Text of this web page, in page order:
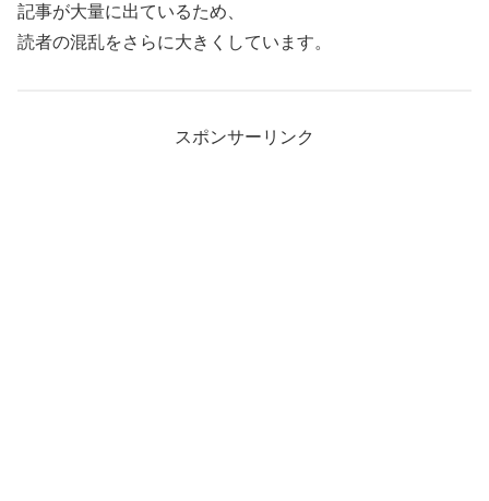
記事が大量に出ているため、
読者の混乱をさらに大きくしています。
スポンサーリンク